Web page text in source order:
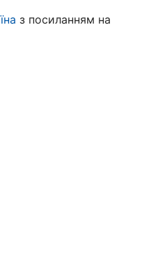
з посиланням на